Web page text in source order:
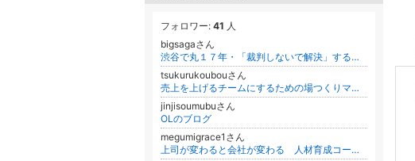
フォロワー: 41 人
bigsagaさん
渋谷で丸１７年・「裁判しないで解決」する中小企業の用心棒・弁護士吉田悌一郎のブログ
tsukurukoubouさん
売上を上げるチームにするための場つくりマニュアル
jinjisoumubuさん
OLのブログ
megumigrace1さん
上司が変わると会社が変わる 人材育成コーチがお教えする 会社の居心地を良くする方法